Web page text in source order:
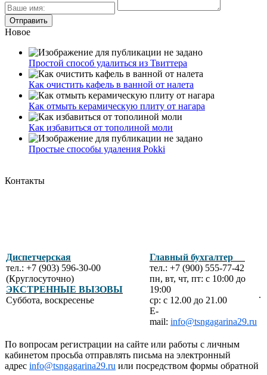
Новое
Простой способ удалиться из Твиттера
Как очистить кафель в ванной от налета
Как отмыть керамическую плиту от нагара
Как избавиться от тополиной моли
Простые способы удаления Pokki
Контакты
Диспетчерская
тел.: +7 (903) 596-30-00
(Круглосуточно)
ЭКСТРЕННЫЕ ВЫЗОВЫ
Суббота, воскресенье
Главный бухгалтер
тел.: +7 (900) 555-77-42
пн, вт, чт, пт: с 10:00 до
19:00
ср: с 12.00 до 21.00
E-
mail: info@tsngagarina29.ru
.
По вопросам регистрации на сайте или работы с личным
кабинетом просьба отправлять письма на электронный
адрес info@tsngagarina29.ru или посредством формы обратной